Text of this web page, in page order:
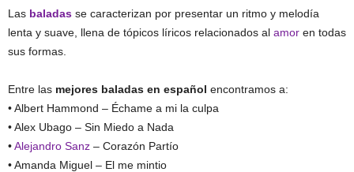
Las baladas se caracterizan por presentar un ritmo y melodía
lenta y suave, llena de tópicos líricos relacionados al amor en todas
sus formas.
Entre las mejores baladas en español encontramos a:
• Albert Hammond – Échame a mi la culpa
• Alex Ubago – Sin Miedo a Nada
•Alejandro Sanz – Corazón Partío
• Amanda Miguel – El me mintio